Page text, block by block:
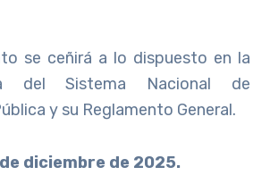
se ceñirá a lo dispuesto en la
del Sistema Nacional de
y su Reglamento General.
de diciembre de 2025.